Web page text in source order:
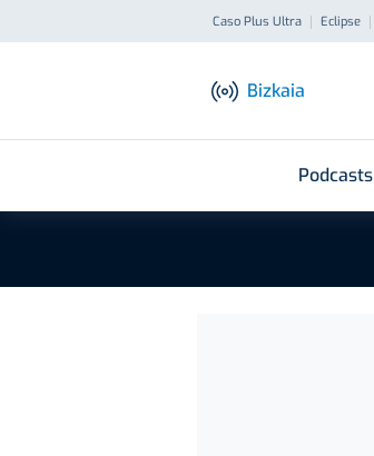
Caso Plus Ultra Eclipse
Bizkaia
Podcasts